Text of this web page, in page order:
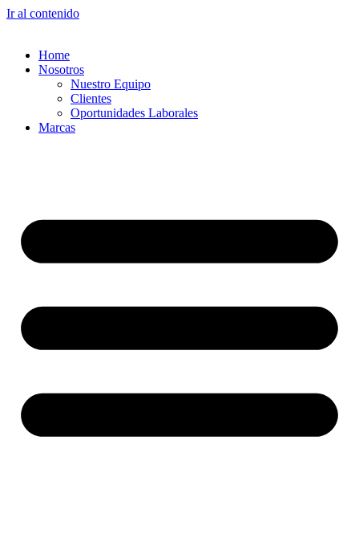
Ir al contenido
Home
Nosotros
Nuestro Equipo
Clientes
Oportunidades Laborales
Marcas